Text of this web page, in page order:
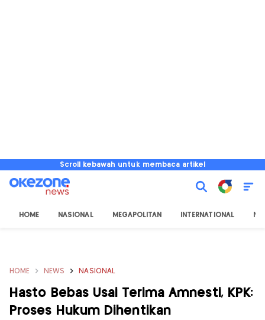
Scroll kebawah untuk membaca artikel
HOME NASIONAL MEGAPOLITAN INTERNATIONAL
HOME NEWS NASIONAL
Hasto Bebas Usai Terima Amnesti, KPK:
Proses Hukum Dihentikan